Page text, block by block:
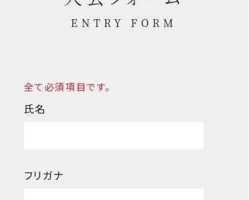
ENTRY FORM
全て必須項目です。
氏名
フリガナ